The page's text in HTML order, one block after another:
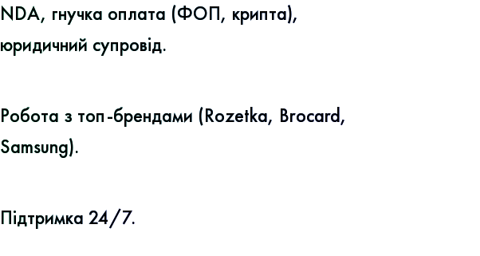
NDA, гнучка оплата (ФОП, крипта),
юридичний супровід.
Робота з топ-брендами (Rozetka, Brocard,
Samsung).
Підтримка 24/7.